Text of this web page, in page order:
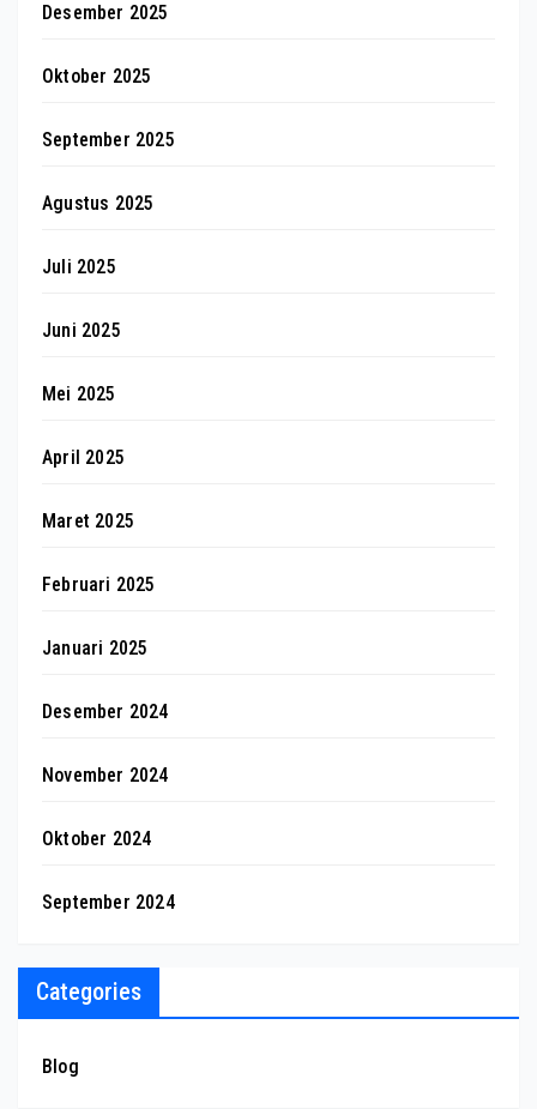
Desember 2025
Oktober 2025
September 2025
Agustus 2025
Juli 2025
Juni 2025
Mei 2025
April 2025
Maret 2025
Februari 2025
Januari 2025
Desember 2024
November 2024
Oktober 2024
September 2024
Categories
Blog